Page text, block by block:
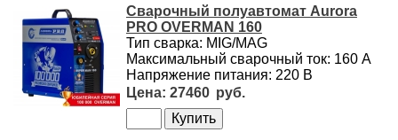
Сварочный полуавтомат Aurora
PRO OVERMAN 160
Тип сварка: MIG/MAG
Максимальный сварочный ток: 160 А
Напряжение питания: 220 В
27460